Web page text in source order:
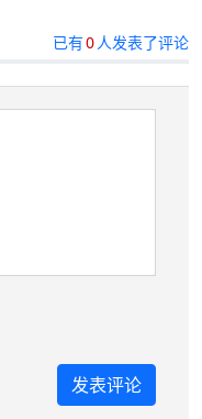
已有0 人发表了评论